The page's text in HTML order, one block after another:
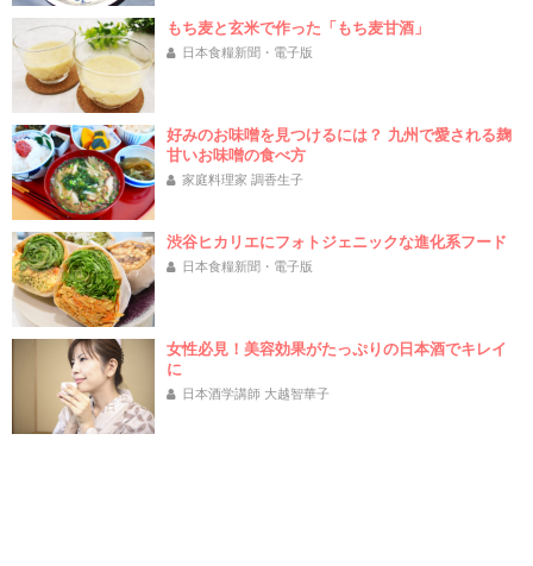
もち麦と玄米で作った「もち麦甘酒」
日本食糧新聞・電子版
好みのお味噌を見つけるには？ 九州で愛される麹
甘いお味噌の食べ方
家庭料理家 調香生子
渋谷ヒカリエにフォトジェニックな進化系フード
日本食糧新聞・電子版
女性必見！美容効果がたっぷりの日本酒でキレイ
に
日本酒学講師 大越智華子